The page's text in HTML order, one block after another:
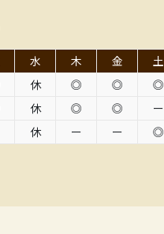
水 木 金 土
休 ◎ ◎ ◎
休 ◎ ◎ ー
休 ー ー ◎